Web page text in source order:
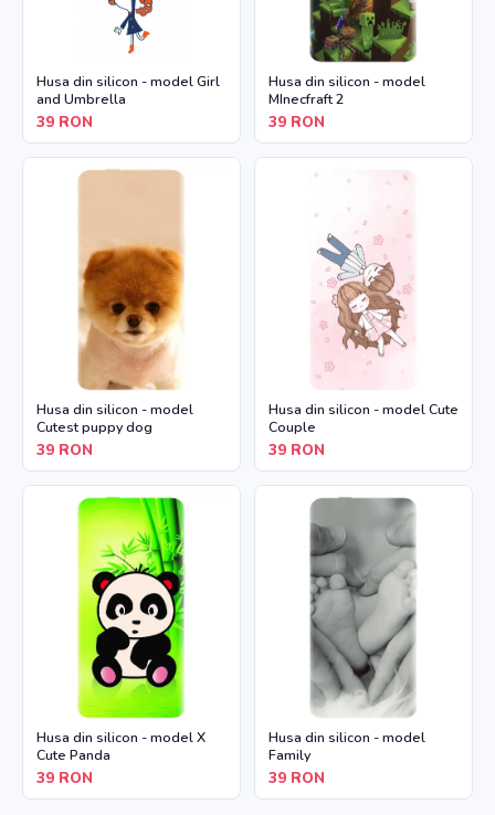
Husa din silicon - model Girl
and Umbrella
39 RON
Husa din silicon - model
MInecfraft 2
39 RON
Husa din silicon - model
Cutest puppy dog
39 RON
Husa din silicon - model Cute
Couple
39 RON
Husa din silicon - model X
Cute Panda
39 RON
Husa din silicon - model
Family
39 RON